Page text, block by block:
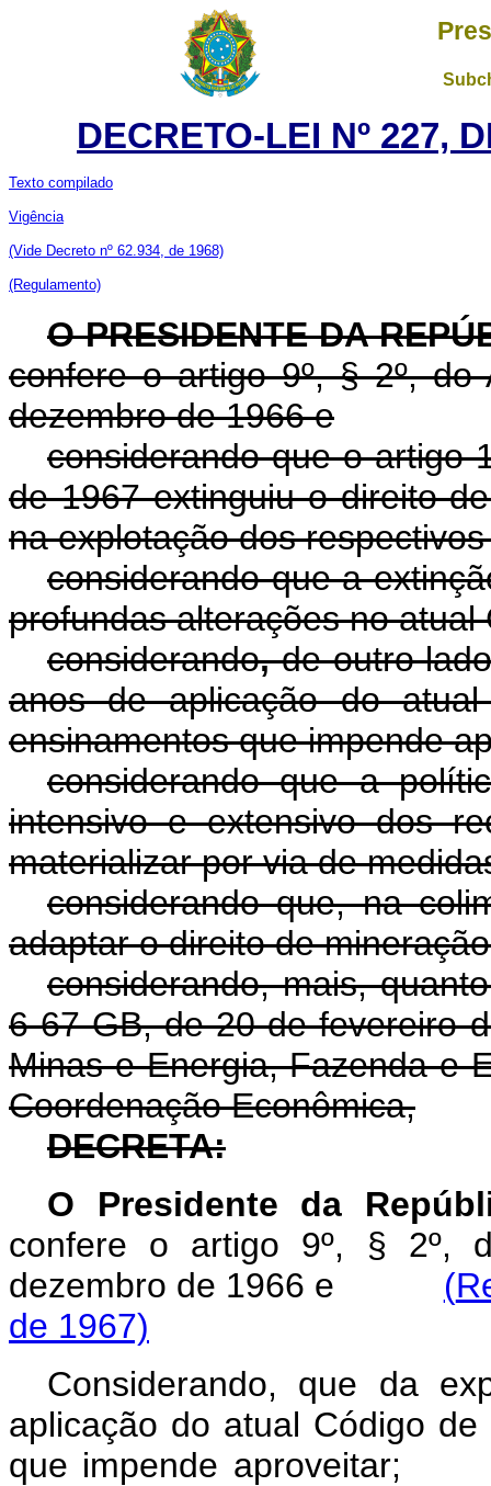
DECRETO-LEI Nº 227,
Texto compilado
Vigência
(Vide Decreto nº 62.934, de 1968)
(Regulamento)
O PRESIDENTE DA
confere o artigo 9º, § 2º,
dezembro de 1966 e
considerando que o artigo
de 1967 extinguiu o direito
na explotação dos
considerando que a
profundas alterações no atual
considerando,de outro
anos de aplicação do
ensinamentos que impende
considerando que a
intensivo e extensivo dos
materializar por via de
considerando que, na
adaptar o direito de
considerando, mais,
6-67-GB, de 20 de fevereiro
Minas e Energia, Fazenda e
Coordenação Econômica,
DECRETA:
O Presidente da
confere o artigo 9º, § 2º,
dezembro de 1966 e (
de 1967)
Considerando, que da
aplicação do atual Código
que impende